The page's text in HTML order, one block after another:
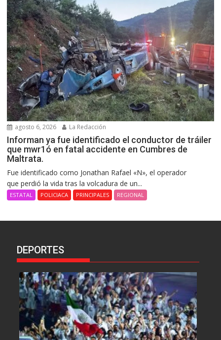
agosto 6, 2026 La Redacción
Informan ya fue identificado el conductor de tráiler
que mwr1ó en fatal accidente en Cumbres de
Maltrata.
Fue identificado como Jonathan Rafael «N», el operador
que perdió la vida tras la volcadura de un...
ESTATAL POLICIACA PRINCIPALES REGIONAL
DEPORTES